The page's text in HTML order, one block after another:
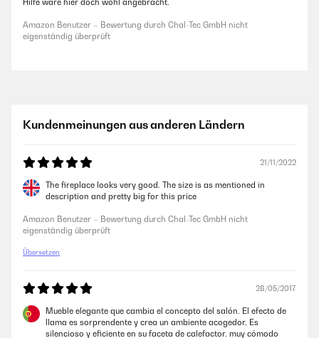
Hilfe wäre hier doch wohl angebracht.
Amazon Benutzer – Bewertung durch Chal-Tec GmbH nicht
eigenständig überprüft
Kundenmeinungen aus anderen Ländern
21/11/2022
The fireplace looks very good. The size is as mentioned in
description and pretty big for this price
Amazon Benutzer – Bewertung durch Chal-Tec GmbH nicht
eigenständig überprüft
Übersetzen
28/05/2017
Mueble elegante que cambia el concepto del salón. El efecto de
llama es sorprendente y crea un ambiente acogedor. Es
silencioso y eficiente en su faceta de calefactor. muy cómodo